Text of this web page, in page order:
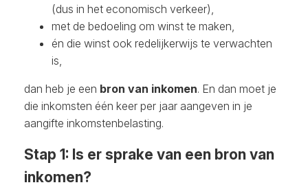
(dus in het economisch verkeer),
met de bedoeling om winst te maken,
én die winst ook redelijkerwijs te verwachten
is,
dan heb je een bron van inkomen. En dan moet je
die inkomsten één keer per jaar aangeven in je
aangifte inkomstenbelasting.
Stap 1: Is er sprake van een bron van
inkomen?